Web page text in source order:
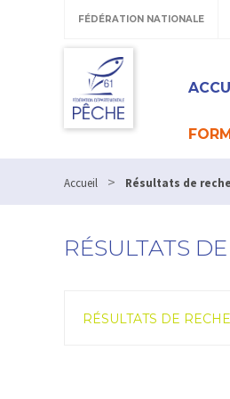
FÉDÉRATION NATIONALE
Accueil > Résultats de
RÉSULTATS
RÉSULTATS DE